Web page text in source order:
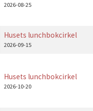
2026-08-25
Husets lunchbokcirkel
2026-09-15
Husets lunchbokcirkel
2026-10-20